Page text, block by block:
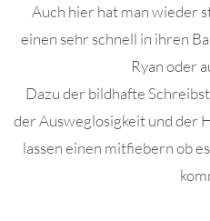
Auch hier hat man wieder
einen sehr schnell in ihren
Ryan oder
Dazu der bildhafte
der Ausweglosigkeit und der
lassen einen mitfiebern ob